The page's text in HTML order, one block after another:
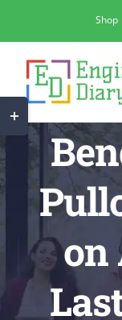
to
content
Shop
on
Toggle
Sliding
Bar
Area